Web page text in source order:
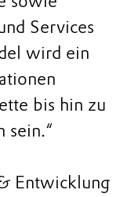
Services
wird ein
bis hin zu
sein.“
Entwicklung